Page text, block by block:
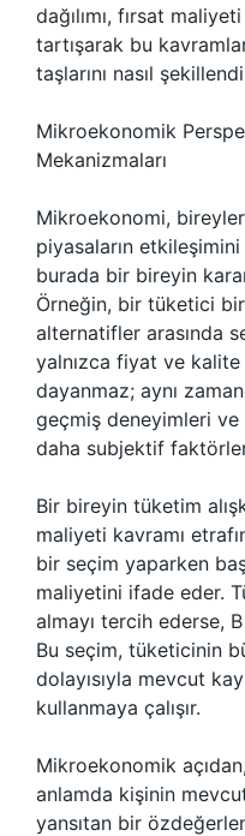
dağılımı, fırsat
tartışarak bu
taşlarını nasıl
Mikroekonomik
Mekanizmaları
Mikroekonomi,
piyasaların
burada bir bireyin
Örneğin, bir tüketici
alternatifler arasında
yalnızca fiyat ve
dayanmaz; aynı
geçmiş deneyimleri
daha subjektif
Bir bireyin tüketim
maliyeti kavramı
bir seçim yaparken
maliyetini ifade eder.
almayı tercih ederse,
Bu seçim, tüketicinin
dolayısıyla mevcut
kullanmaya çalışır.
Mikroekonomik
anlamda kişinin
yansıtan bir